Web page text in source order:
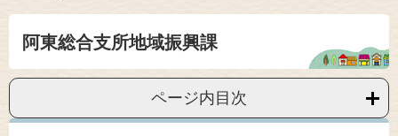
阿東総合支所地域振興課
ページ内目次